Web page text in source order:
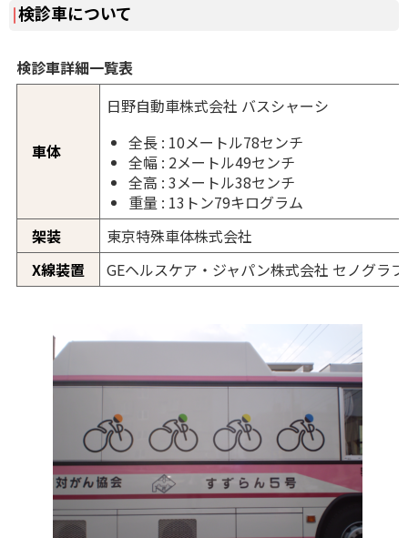
検診車について
検診車詳細一覧表
車体
日野自動車株式会社 バスシャーシ
全長 : 10メートル78センチ
全幅 : 2メートル49センチ
全高 : 3メートル38センチ
重量 : 13トン79キログラム
架装
東京特殊車体株式会社
X線装置
GEヘルスケア・ジャパン株式会社 セノグラ